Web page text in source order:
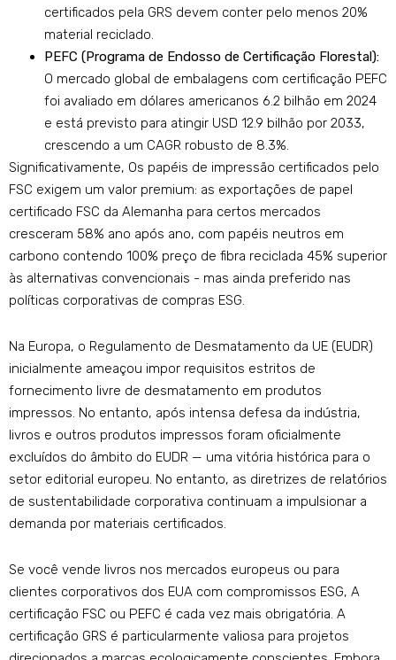
certificados pela GRS devem conter pelo menos 20%
material reciclado.
PEFC (Programa de Endosso de Certificação Florestal):
O mercado global de embalagens com certificação PEFC
foi avaliado em dólares americanos 6.2 bilhão em 2024
e está previsto para atingir USD 12.9 bilhão por 2033,
crescendo a um CAGR robusto de 8.3%.
Significativamente, Os papéis de impressão certificados pelo
FSC exigem um valor premium: as exportações de papel
certificado FSC da Alemanha para certos mercados
cresceram 58% ano após ano, com papéis neutros em
carbono contendo 100% preço de fibra reciclada 45% superior
às alternativas convencionais - mas ainda preferido nas
políticas corporativas de compras ESG.
Na Europa, o Regulamento de Desmatamento da UE (EUDR)
inicialmente ameaçou impor requisitos estritos de
fornecimento livre de desmatamento em produtos
impressos. No entanto, após intensa defesa da indústria,
livros e outros produtos impressos foram oficialmente
excluídos do âmbito do EUDR — uma vitória histórica para o
setor editorial europeu. No entanto, as diretrizes de relatórios
de sustentabilidade corporativa continuam a impulsionar a
demanda por materiais certificados.
Se você vende livros nos mercados europeus ou para
clientes corporativos dos EUA com compromissos ESG, A
certificação FSC ou PEFC é cada vez mais obrigatória. A
certificação GRS é particularmente valiosa para projetos